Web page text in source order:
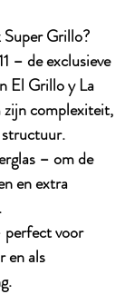
Grillo?
– de exclusieve
El Grillo y La
zijn complexiteit,
– om de
en extra
perfect voor
en als